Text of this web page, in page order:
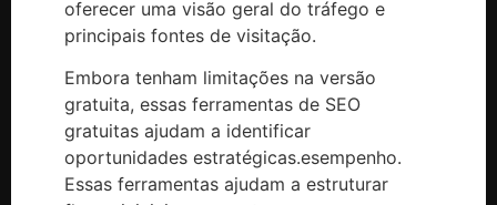
oferecer uma visão geral do tráfego e
principais fontes de visitação.
Embora tenham limitações na versão
gratuita, essas ferramentas de SEO
gratuitas ajudam a identificar
oportunidades estratégicas.esempenho.
Essas ferramentas ajudam a estruturar